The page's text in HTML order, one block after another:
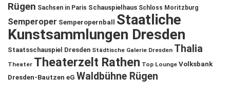
Rügen Sachsen in Paris Schauspielhaus Schloss Moritzburg
Semperoper Semperopernball
Staatliche
Kunstsammlungen Dresden
Staatsschauspiel Dresden Städtische Galerie Dresden Thalia
Theater Theaterzelt Rathen Top Lounge Volksbank
Dresden-Bautzen eG Waldbühne Rügen